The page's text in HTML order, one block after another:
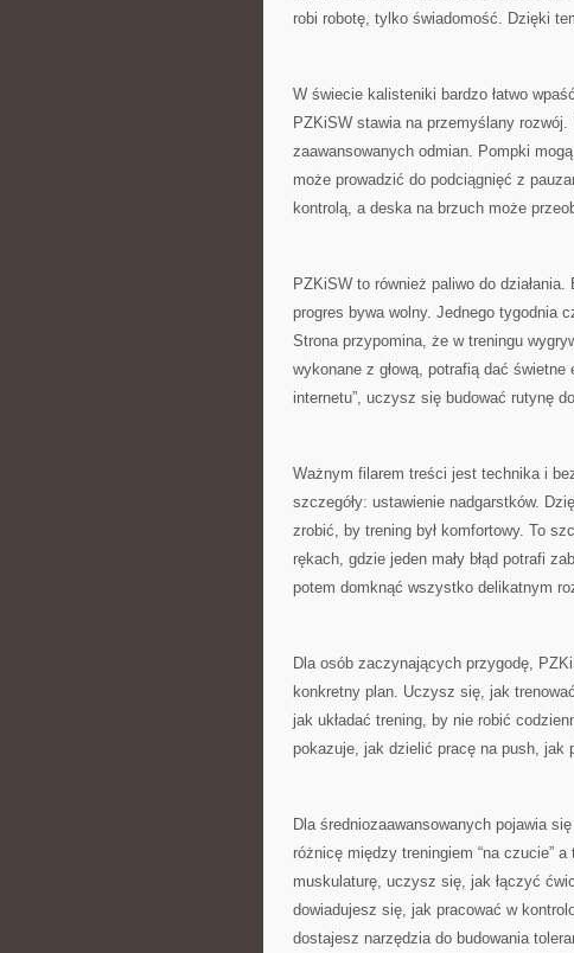
robi robotę, tylko świadomość. Dzięki
W świecie kalisteniki bardzo łatwo
PZKiSW stawia na przemyślany
zaawansowanych odmian. Pompki
może prowadzić do podciągnięć z
kontrolą, a deska na brzuch może
PZKiSW to również paliwo do
progres bywa wolny. Jednego tygodnia
Strona przypomina, że w treningu
wykonane z głową, potrafią dać
internetu”, uczysz się budować rutynę
Ważnym filarem treści jest technika i
szczegóły: ustawienie nadgarstków.
zrobić, by trening był komfortowy. To
rękach, gdzie jeden mały błąd potrafi
potem domknąć wszystko delikatnym
Dla osób zaczynających przygodę,
konkretny plan. Uczysz się, jak
jak układać trening, by nie robić
pokazuje, jak dzielić pracę na push, jak
Dla średniozaawansowanych pojawia
różnicę między treningiem “na czucie”
muskulaturę, uczysz się, jak łączyć
dowiadujesz się, jak pracować w
dostajesz narzędzia do budowania